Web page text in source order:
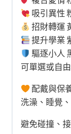
吸引異性
招財轉運
提升學業
驅逐小人
可單選或自
配戴與保
洗澡、睡覺
避免碰撞、